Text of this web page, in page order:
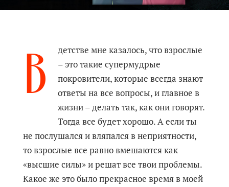
В
детстве мне казалось, что взрослые
– это такие супермудрые
покровители, которые всегда знают
ответы на все вопросы, и главное в
жизни – делать так, как они говорят.
Тогда все будет хорошо. А если ты
не послушался и вляпался в неприятности,
то взрослые все равно вмешаются как
«высшие силы» и решат все твои проблемы.
Какое же это было прекрасное время в моей